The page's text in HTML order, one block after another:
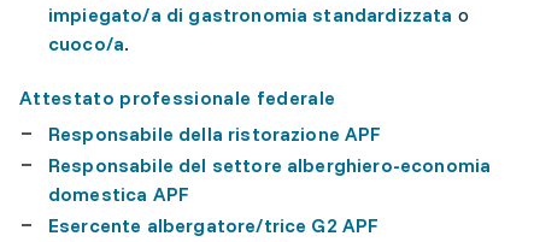
impiegato/a di gastronomia standardizzata o
cuoco/a.
Attestato professionale federale
Responsabile della ristorazione APF
Responsabile del settore alberghiero-economia
domestica APF
Esercente albergatore/trice G2 APF